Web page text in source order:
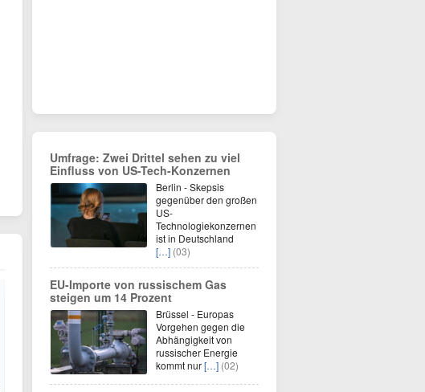
Umfrage: Zwei Drittel sehen zu viel
Einfluss von US-Tech-Konzernen
Berlin - Skepsis
gegenüber den großen
US-
Technologiekonzernen
ist in Deutschland
[…] (03)
EU-Importe von russischem Gas
steigen um 14 Prozent
Brüssel - Europas
Vorgehen gegen die
Abhängigkeit von
russischer Energie
kommt nur[…] (02)